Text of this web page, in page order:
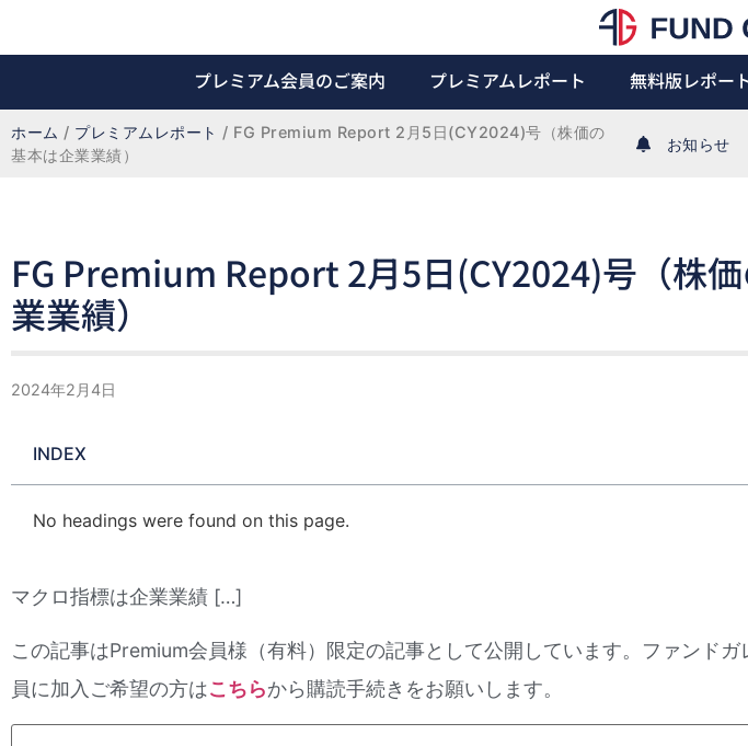
プレミアム会員のご案内 プレミアムレポート 無料版レポー
ホーム / プレミアムレポート / FG Premium Report 2月5日(CY2024)号（株価の
基本は企業業績）
お知らせ
FG Premium Report 2月5日(CY2024)号（株
業業績）
2024年2月4日
INDEX
No headings were found on this page.
マクロ指標は企業業績 […]
この記事はPremium会員様（有料）限定の記事として公開しています。ファンドガ
員に加入ご希望の方はこちらから購読手続きをお願いします。